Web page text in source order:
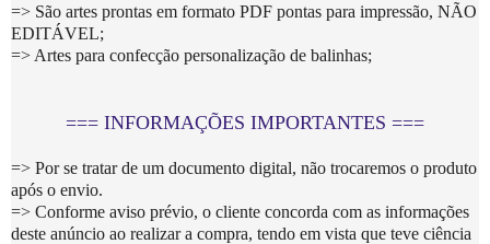
=> São artes prontas em formato PDF pontas para impressão, NÃO
EDITÁVEL;
=> Artes para confecção personalização de balinhas;
=== INFORMAÇÕES IMPORTANTES ===
=> Por se tratar de um documento digital, não trocaremos o produto
após o envio.
=> Conforme aviso prévio, o cliente concorda com as informações
deste anúncio ao realizar a compra, tendo em vista que teve ciência